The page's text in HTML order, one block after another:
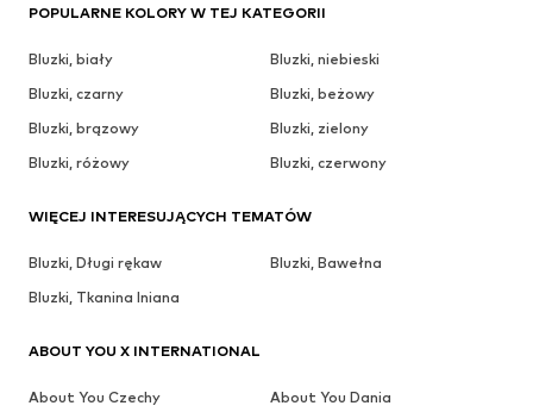
POPULARNE KOLORY W TEJ KATEGORII
Bluzki, biały
Bluzki, niebieski
Bluzki, czarny
Bluzki, beżowy
Bluzki, brązowy
Bluzki, zielony
Bluzki, różowy
Bluzki, czerwony
WIĘCEJ INTERESUJĄCYCH TEMATÓW
Bluzki, Długi rękaw
Bluzki, Bawełna
Bluzki, Tkanina lniana
ABOUT YOU X INTERNATIONAL
About You Czechy
About You Dania